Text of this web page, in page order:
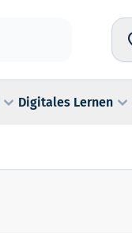
Digitales Lernen